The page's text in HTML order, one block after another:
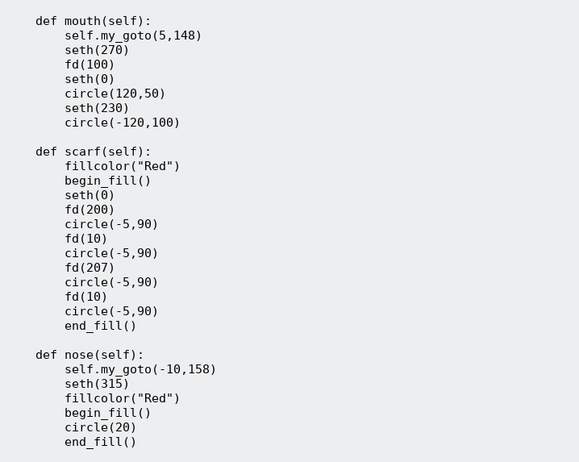
    def mouth(self):
        self.my_goto(5,148)
        seth(270)
        fd(100)
        seth(0)
        circle(120,50)
        seth(230)
        circle(-120,100)
    def scarf(self):
        fillcolor("Red")
        begin_fill()
        seth(0)
        fd(200)
        circle(-5,90)
        fd(10)
        circle(-5,90)
        fd(207)
        circle(-5,90)
        fd(10)
        circle(-5,90)
        end_fill()
    def nose(self):
        self.my_goto(-10,158)
        seth(315)
        fillcolor("Red")
        begin_fill()
        circle(20)
        end_fill()